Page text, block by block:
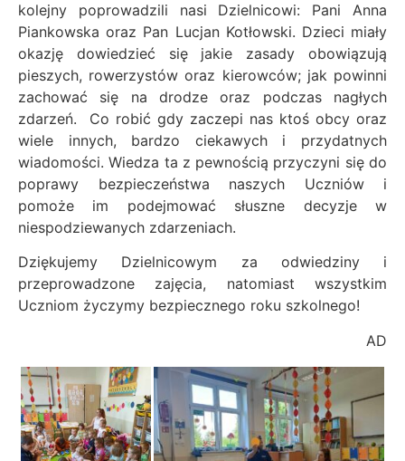
kolejny poprowadzili nasi Dzielnicowi: Pani Anna
Piankowska oraz Pan Lucjan Kotłowski. Dzieci miały
okazję dowiedzieć się jakie zasady obowiązują
pieszych, rowerzystów oraz kierowców; jak powinni
zachować się na drodze oraz podczas nagłych
zdarzeń. Co robić gdy zaczepi nas ktoś obcy oraz
wiele innych, bardzo ciekawych i przydatnych
wiadomości. Wiedza ta z pewnością przyczyni się do
poprawy bezpieczeństwa naszych Uczniów i
pomoże im podejmować słuszne decyzje w
niespodziewanych zdarzeniach.
Dziękujemy Dzielnicowym za odwiedziny i
przeprowadzone zajęcia, natomiast wszystkim
Uczniom życzymy bezpiecznego roku szkolnego!
AD